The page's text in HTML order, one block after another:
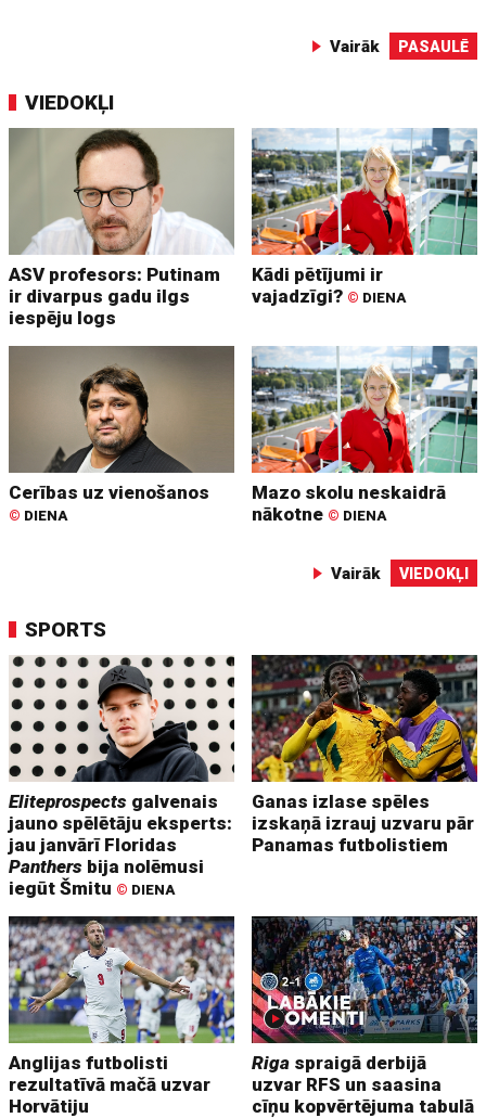
Vairāk PASAULĒ
VIEDOKĻI
ASV profesors: Putinam
ir divarpus gadu ilgs
iespēju logs
Kādi pētījumi ir
vajadzīgi? © DIENA
Cerības uz vienošanos
© DIENA
Mazo skolu neskaidrā
nākotne © DIENA
Vairāk VIEDOKĻI
SPORTS
Eliteprospects galvenais
jauno spēlētāju eksperts:
jau janvārī Floridas
Panthers bija nolēmusi
iegūt Šmitu © DIENA
Ganas izlase spēles
izskaņā izrauj uzvaru pār
Panamas futbolistiem
Anglijas futbolisti
rezultatīvā mačā uzvar
Horvātiju
Riga spraigā derbijā
uzvar RFS un saasina
cīņu kopvērtējuma tabulā